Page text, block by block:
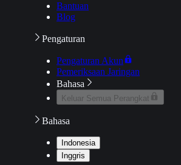
Bantuan
Blog
Pengaturan
Pengaturan Akun
Pemeriksaan Jaringan
Bahasa
Keluar Semua Perangkat
Bahasa
Indonesia
Inggris